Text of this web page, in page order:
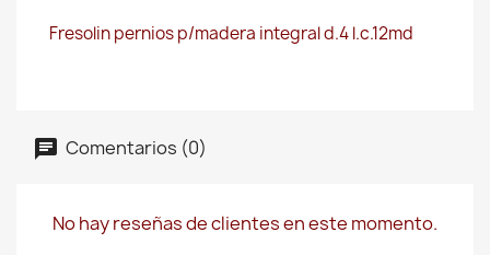
Fresolin pernios p/madera integral d.4 l.c.12md
Comentarios (0)
No hay reseñas de clientes en este momento.